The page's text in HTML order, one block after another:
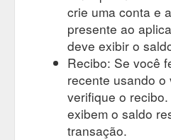
crie uma conta e
presente ao
deve exibir o
Recibo: Se você
recente usando o
verifique o
exibem o saldo
transação.